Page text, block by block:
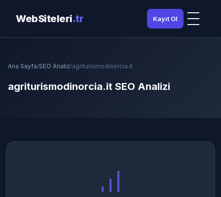
WebSiteleri.tr Kayıt Ol
Ana Sayfa/SEO Analiz/agriturismodinorcia.it
agriturismodinorcia.it SEO Analizi